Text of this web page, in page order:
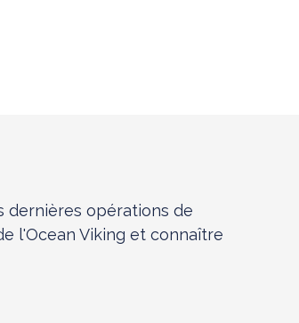
dernières opérations de
l'Ocean Viking et connaître